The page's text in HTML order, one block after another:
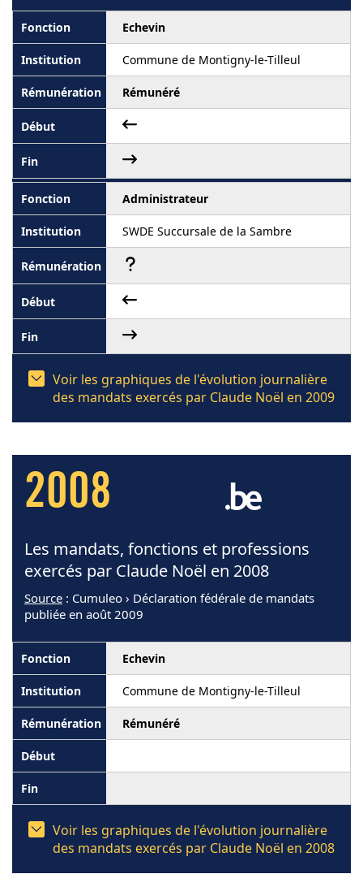
Echevin
Commune de Montigny-le-Tilleul
Rémunéré
Administrateur
SWDE Succursale de la Sambre
Voir les graphiques de l'évolution journalière
des mandats exercés par Claude Noël en 2009
2008
Les mandats, fonctions et professions
exercés par Claude Noël en 2008
Source : Cumuleo › Déclaration fédérale de mandats
publiée en août 2009
Echevin
Commune de Montigny-le-Tilleul
Rémunéré
Voir les graphiques de l'évolution journalière
des mandats exercés par Claude Noël en 2008